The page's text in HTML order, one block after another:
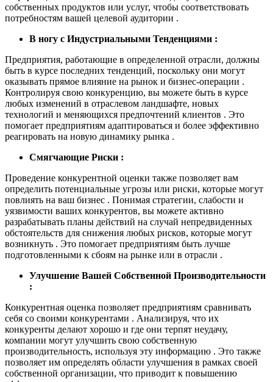
собственных продуктов или услуг, чтобы соответствовать
потребностям вашей целевой аудитории .
В ногу с Индустриальными Тенденциями :
Предприятия, работающие в определенной отрасли, должны
быть в курсе последних тенденций, поскольку они могут
оказывать прямое влияние на рынок и бизнес-операции .
Контролируя свою конкуренцию, вы можете быть в курсе
любых изменений в отраслевом ландшафте, новых
технологий и меняющихся предпочтений клиентов . Это
помогает предприятиям адаптироваться и более эффективно
реагировать на новую динамику рынка .
Смягчающие Риски :
Проведение конкурентной оценки также позволяет вам
определить потенциальные угрозы или риски, которые могут
повлиять на ваш бизнес . Понимая стратегии, слабости и
уязвимости ваших конкурентов, вы можете активно
разрабатывать планы действий на случай непредвиденных
обстоятельств для снижения любых рисков, которые могут
возникнуть . Это помогает предприятиям быть лучше
подготовленными к сбоям на рынке или в отрасли .
Улучшение Вашей Собственной Производительности
:
Конкурентная оценка позволяет предприятиям сравнивать
себя со своими конкурентами . Анализируя, что их
конкуренты делают хорошо и где они терпят неудачу,
компании могут улучшить свою собственную
производительность, используя эту информацию . Это также
позволяет им определять области улучшения в рамках своей
собственной организации, что приводит к повышению